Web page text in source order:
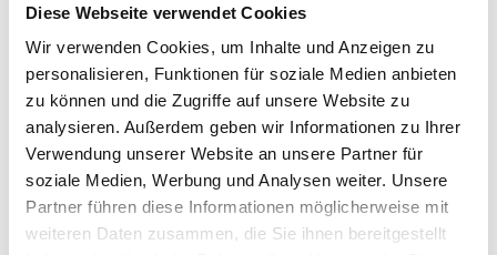
Diese Webseite verwendet Cookies
Wir verwenden Cookies, um Inhalte und Anzeigen zu
personalisieren, Funktionen für soziale Medien anbieten
zu können und die Zugriffe auf unsere Website zu
analysieren. Außerdem geben wir Informationen zu Ihrer
Verwendung unserer Website an unsere Partner für
soziale Medien, Werbung und Analysen weiter. Unsere
Partner führen diese Informationen möglicherweise mit
weiteren Daten zusammen, die Sie ihnen bereitgestellt
mehr Infos
Gottesdienst
Ev.-Luth. Kirchengemeinde Kirchnüchel
Sonntag, 26.07.2026
11:00 Uhr